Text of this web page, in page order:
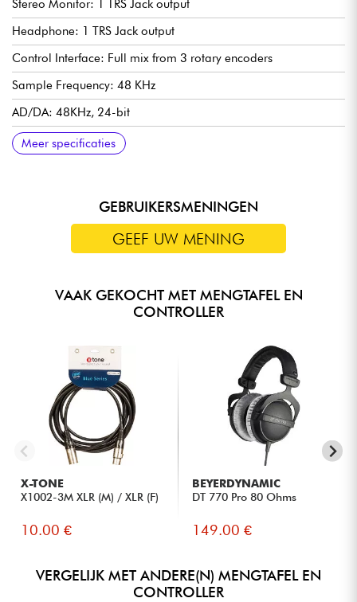
Stereo Monitor: 1 TRS Jack output
Headphone: 1 TRS Jack output
Control Interface: Full mix from 3 rotary encoders
Sample Frequency: 48 KHz
AD/DA: 48KHz, 24-bit
DSP: 40-bit float point, SHARC processor
Remote control: Cross platform – Any device with Wi-Fi / Lan
and web browser
Effects: 2 – programmable DELAY and REVERB
USB Interface: 2 for playback/recording, scene storage and
system updates
Network: yes via WIFI external module or RJ45 LAN connection
Power: 90-240V ~ 50/60Hz power supply 12VDC output
Weight: 6kg
Meer specificaties
GEBRUIKERSMENINGEN
GEEF UW MENING
VAAK GEKOCHT MET MENGTAFEL EN
CONTROLLER
X-TONE
X1002-3M XLR (M) / XLR (F)
10.00 €
BEYERDYNAMIC
DT 770 Pro 80 Ohms
149.00 €
VERGELIJK MET ANDERE(N) MENGTAFEL EN
CONTROLLER